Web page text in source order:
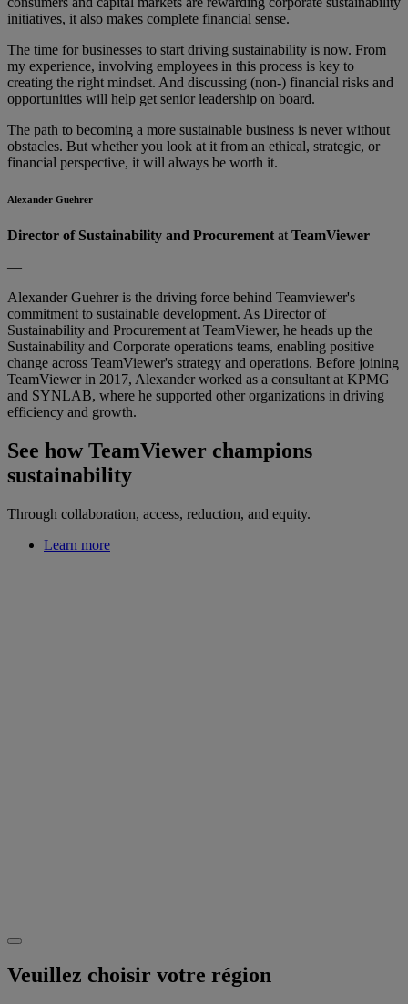
initiatives, it also makes complete financial sense.
The time for businesses to start driving sustainability is now. From
my experience, involving employees in this process is key to
creating the right mindset. And discussing (non-) financial risks and
opportunities will help get senior leadership on board.
The path to becoming a more sustainable business is never without
obstacles. But whether you look at it from an ethical, strategic, or
financial perspective, it will always be worth it.
Alexander Guehrer
Director of Sustainability and Procurement at TeamViewer
—
Alexander Guehrer is the driving force behind Teamviewer's
commitment to sustainable development. As Director of
Sustainability and Procurement at TeamViewer, he heads up the
Sustainability and Corporate operations teams, enabling positive
change across TeamViewer's strategy and operations. Before joining
TeamViewer in 2017, Alexander worked as a consultant at KPMG
and SYNLAB, where he supported other organizations in driving
efficiency and growth.
See how TeamViewer champions
sustainability
Through collaboration, access, reduction, and equity.
Learn more
Veuillez choisir votre région